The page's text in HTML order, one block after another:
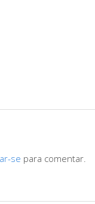
se para comentar.